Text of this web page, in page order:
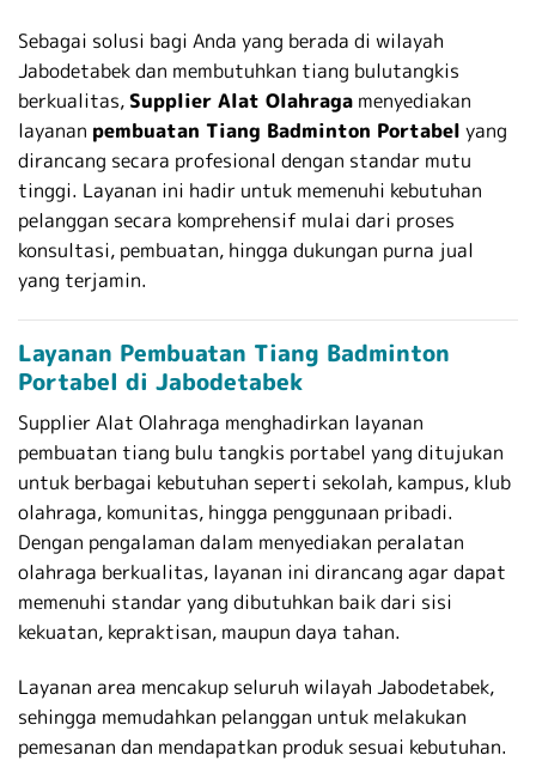
Sebagai solusi bagi Anda yang berada di wilayah
Jabodetabek dan membutuhkan tiang bulutangkis
berkualitas,Supplier Alat Olahraga menyediakan
layanan pembuatan Tiang Badminton Portabel yang
dirancang secara profesional dengan standar mutu
tinggi. Layanan ini hadir untuk memenuhi kebutuhan
pelanggan secara komprehensif mulai dari proses
konsultasi, pembuatan, hingga dukungan purna jual
yang terjamin.
Layanan Pembuatan Tiang Badminton
Portabel di Jabodetabek
Supplier Alat Olahraga menghadirkan layanan
pembuatan tiang bulu tangkis portabel yang ditujukan
untuk berbagai kebutuhan seperti sekolah, kampus, klub
olahraga, komunitas, hingga penggunaan pribadi.
Dengan pengalaman dalam menyediakan peralatan
olahraga berkualitas, layanan ini dirancang agar dapat
memenuhi standar yang dibutuhkan baik dari sisi
kekuatan, kepraktisan, maupun daya tahan.
Layanan area mencakup seluruh wilayah Jabodetabek,
sehingga memudahkan pelanggan untuk melakukan
pemesanan dan mendapatkan produk sesuai kebutuhan.